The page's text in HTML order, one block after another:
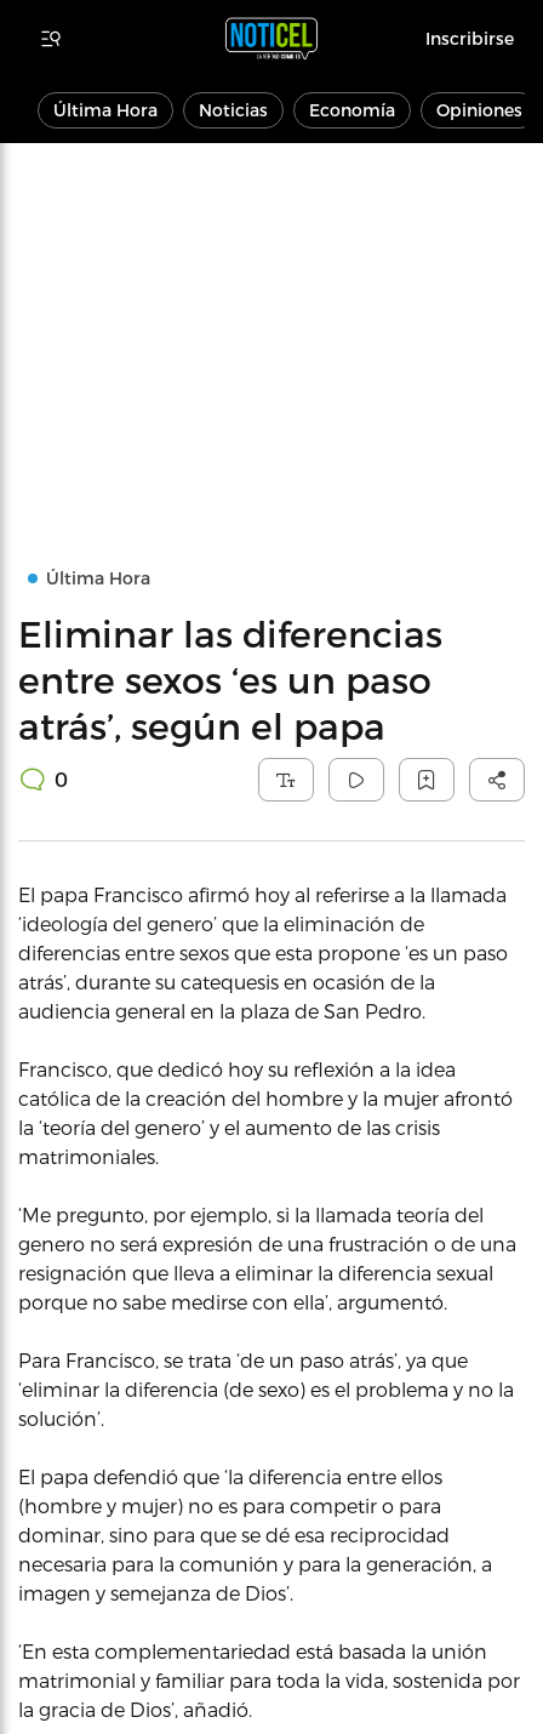
Inscribirse
Última Hora Noticias Economía Opiniones
Última Hora
Eliminar las diferencias
entre sexos ‘es un paso
atrás’, según el papa
0
El papa Francisco afirmó hoy al referirse a la llamada
‘ideología del genero’ que la eliminación de
diferencias entre sexos que esta propone ‘es un paso
atrás’, durante su catequesis en ocasión de la
audiencia general en la plaza de San Pedro.
Francisco, que dedicó hoy su reflexión a la idea
católica de la creación del hombre y la mujer afrontó
la ‘teoría del genero’ y el aumento de las crisis
matrimoniales.
‘Me pregunto, por ejemplo, si la llamada teoría del
genero no será expresión de una frustración o de una
resignación que lleva a eliminar la diferencia sexual
porque no sabe medirse con ella’, argumentó.
Para Francisco, se trata ‘de un paso atrás’, ya que
‘eliminar la diferencia (de sexo) es el problema y no la
solución’.
El papa defendió que ‘la diferencia entre ellos
(hombre y mujer) no es para competir o para
dominar, sino para que se dé esa reciprocidad
necesaria para la comunión y para la generación, a
imagen y semejanza de Dios’.
‘En esta complementariedad está basada la unión
matrimonial y familiar para toda la vida, sostenida por
la gracia de Dios’, añadió.